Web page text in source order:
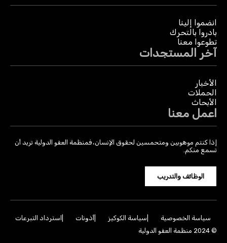
انضموا إلينا
بادروا بالتحرك
تطوعوا معنا
آخر المستجدات
الأخبار
الحملات
الأبحاث
اعمل معنا
إذا كنتم موهوبين ومتحمسين لحقوق الإنسان، فمنظمة العفو الدولية تريد أن
تسمع منكم.
الوظائف والتدريب
سياسة الخصوصية سياسة الكوكيز أذونات
استرداد التبرعات
© 2024 منظمة العفو الدولية